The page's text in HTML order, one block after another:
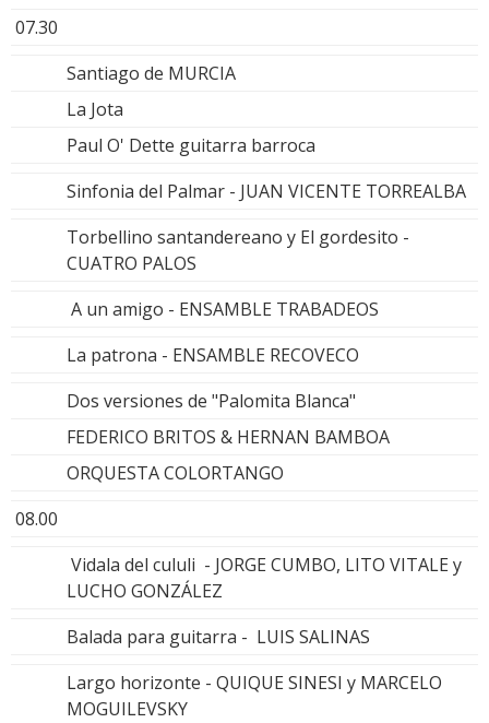
07.30
Santiago de MURCIA
La Jota
Paul O' Dette guitarra barroca
Sinfonia del Palmar - JUAN VICENTE TORREALBA
Torbellino santandereano y El gordesito -
CUATRO PALOS
A un amigo - ENSAMBLE TRABADEOS
La patrona - ENSAMBLE RECOVECO
Dos versiones de "Palomita Blanca"
FEDERICO BRITOS & HERNAN BAMBOA
ORQUESTA COLORTANGO
08.00
Vidala del cululi - JORGE CUMBO, LITO VITALE y
LUCHO GONZÁLEZ
Balada para guitarra - LUIS SALINAS
Largo horizonte - QUIQUE SINESI y MARCELO
MOGUILEVSKY